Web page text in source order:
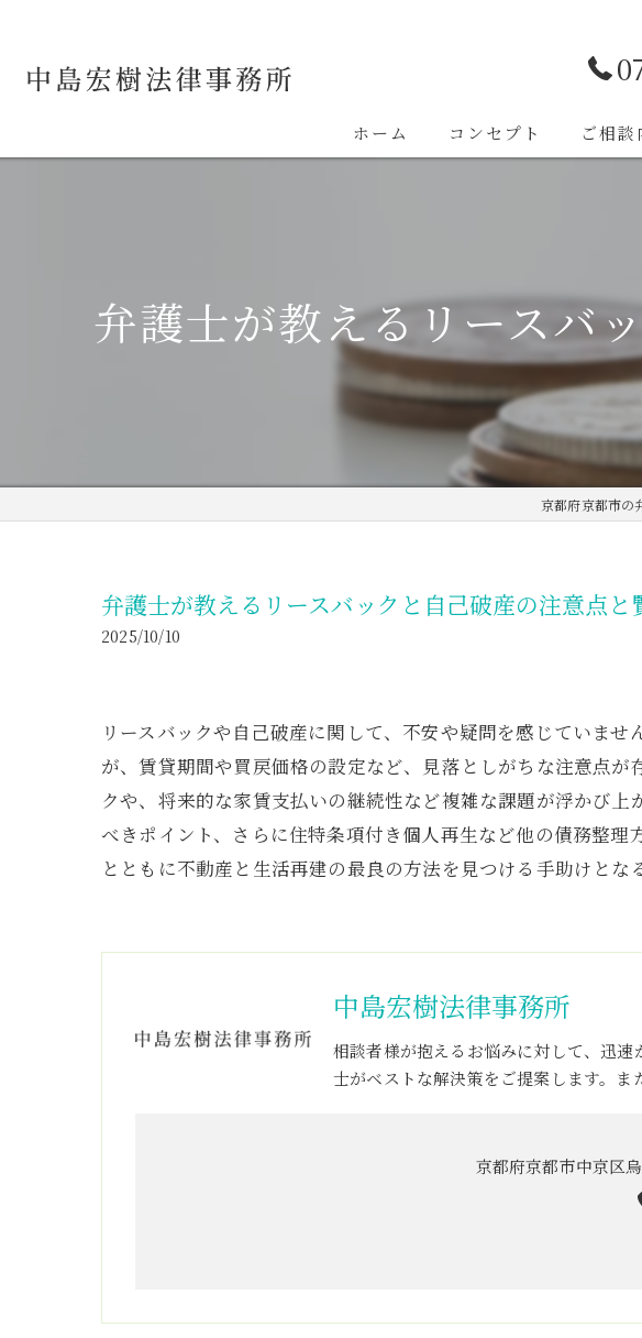
ホーム コンセプト ご相談
弁護士が教えるリースバ
京都府京都市の
弁護士が教えるリースバックと自己破産の注意点と
2025/10/10
リースバックや自己破産に関して、不安や疑問を感じていま
が、賃貸期間や買戻価格の設定など、見落としがちな注意点
クや、将来的な家賃支払いの継続性など複雑な課題が浮かび
べきポイント、さらに住特条項付き個人再生など他の債務整
とともに不動産と生活再建の最良の方法を見つける手助けとな
中島宏樹法律事務所
相談者様が抱えるお悩みに対して、迅
士がベストな解決策をご提案します。ま
京都府京都市中京区